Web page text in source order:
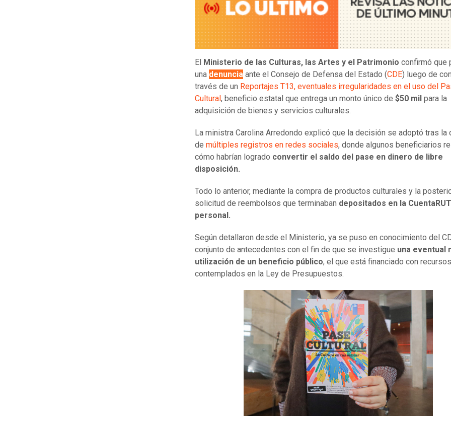
El Ministerio de las Culturas, las Artes y el Patrimonio confirmó que
una denuncia ante el Consejo de Defensa del Estado (CDE) luego de
través de un Reportajes T13, eventuales irregularidades en el uso del
Cultural, beneficio estatal que entrega un monto único de $50 mil para la
adquisición de bienes y servicios culturales.
La ministra Carolina Arredondo explicó que la decisión se adoptó tras la
de múltiples registros en redes sociales, donde algunos beneficiarios
cómo habrían logrado convertir el saldo del pase en dinero de libre
disposición.
Todo lo anterior, mediante la compra de productos culturales y la
solicitud de reembolsos que terminaban depositados en la CuentaRUT
personal.
Según detallaron desde el Ministerio, ya se puso en conocimiento del
conjunto de antecedentes con el fin de que se investigue una eventual
utilización de un beneficio público, el que está financiado con recursos
contemplados en la Ley de Presupuestos.